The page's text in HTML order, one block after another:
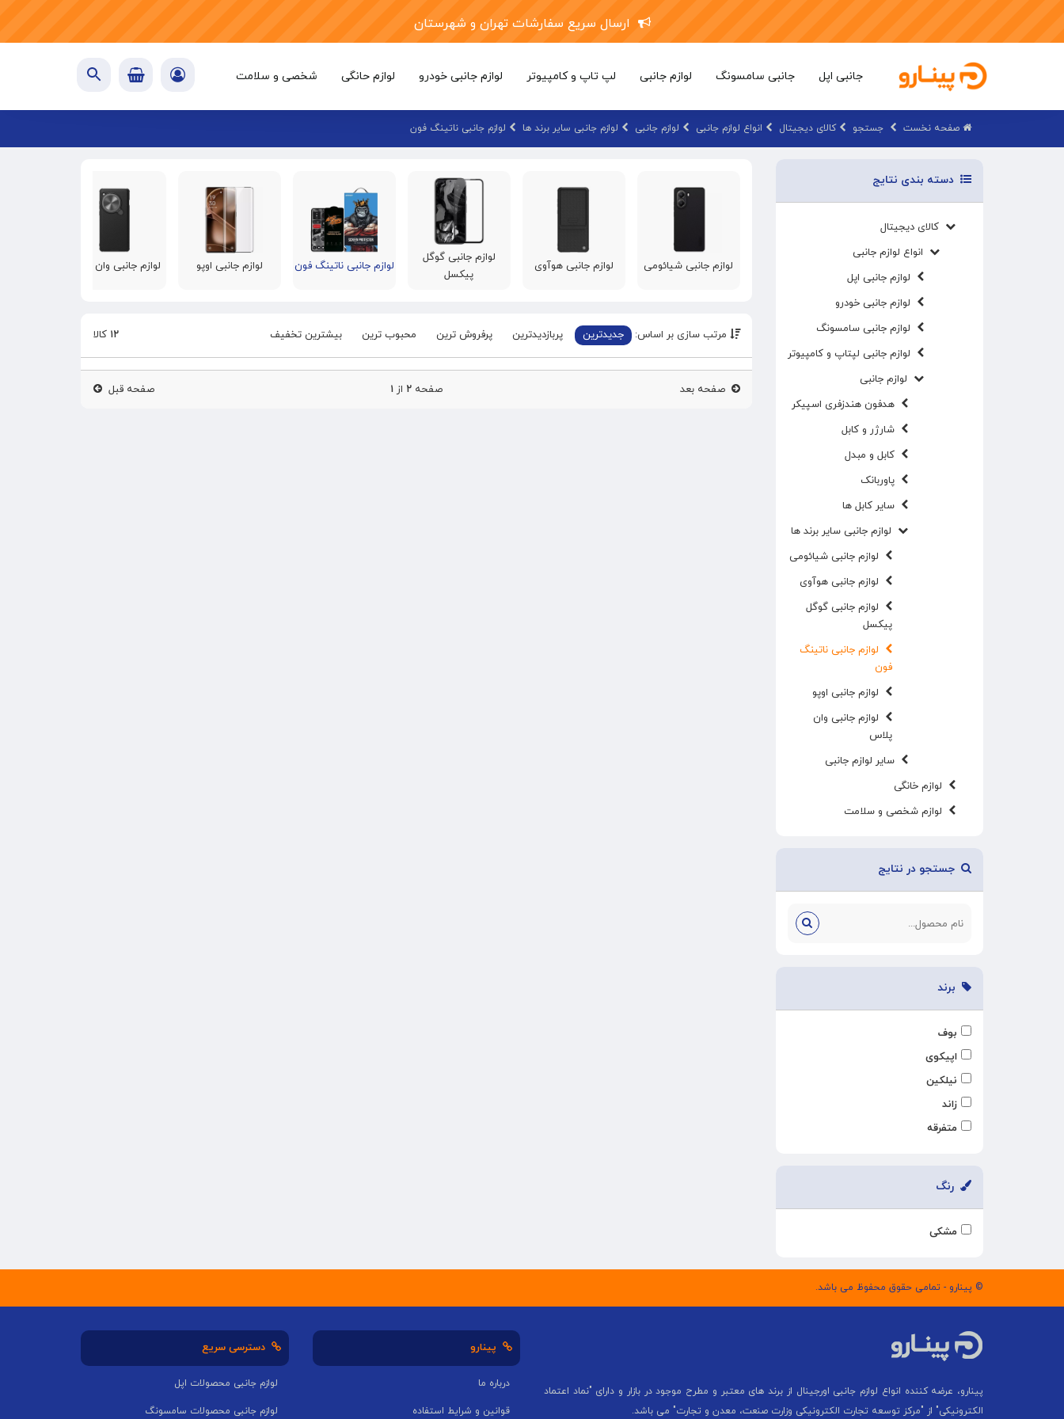
ارسال سریع سفارشات تهران و شهرستان
جانبی اپل جانبی سامسونگ لوازم جانبی لپ تاپ و کامپیوتر لوازم جانبی خودرو لوازم حانگی شخصی و سلامت
صفحه نخست جستجو کالای دیجیتال انواع لوازم جانبی لوازم جانبی لوازم جانبی سایر برند ها لوازم جانبی ناتینگ فون
دسته بندی نتایج
کالای دیجیتال
انواع لوازم جانبی
لوازم جانبی اپل
لوازم جانبی خودرو
لوازم جانبی سامسونگ
لوازم جانبی لپتاپ و کامپیوتر
لوازم جانبی
هدفون هندزفری اسپیکر
شارژر و کابل
کابل و مبدل
پاوربانک
سایر کابل ها
لوازم جانبی سایر برند ها
لوازم جانبی شیائومی
لوازم جانبی هوآوی
لوازم جانبی گوگل
پیکسل
لوازم جانبی ناتینگ
فون
لوازم جانبی اوپو
لوازم جانبی وان
پلاس
سایر لوازم جانبی
لوازم خانگی
لوازم شخصی و سلامت
جستجو در نتایج
برند
بوف
اپیکوی
نیلکین
زاند
متفرقه
رنگ
مشکی
لوازم جانبی شیائومی لوازم جانبی هوآوی
لوازم جانبی گوگل
پیکسل
لوازم جانبی ناتینگ فون لوازم جانبی اوپو لوازم جانبی وان پلاس
مرتب سازی بر اساس: جدیدترین پربازدیدترین پرفروش ترین محبوب ترین بیشترین تخفیف ۱۲ کالا
صفحه بعد صفحه ۲ از ۱ صفحه قبل
© پینارو - تمامی حقوق محفوظ می باشد.
پینارو، عرضه کننده انواع لوازم جانبی اورجینال از برند های معتبر و مطرح موجود در بازار و دارای "نماد اعتماد
الکترونیکی" از "مركز توسعه تجارت الكترونیكی وزارت صنعت، معدن و تجارت" می باشد.
پینارو
درباره ما
قوانین و شرایط استفاده
دسترسی سریع
لوازم جانبی محصولات اپل
لوازم جانبی محصولات سامسونگ